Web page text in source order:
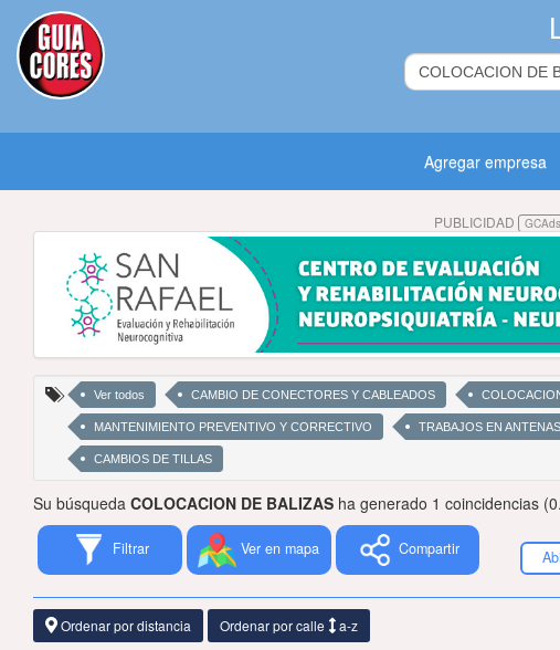
Agregar empresa
PUBLICIDAD GCAds
Ver todos CAMBIO DE CONECTORES Y CABLEADOS
MANTENIMIENTO PREVENTIVO Y CORRECTIVO TRABAJOS EN ANTENAS
CAMBIOS DE TILLAS
Su búsqueda COLOCACION DE BALIZAS ha generado 1 coincidencias
Filtrar Ver en mapa Compartir
Ordenar por distancia Ordenar por calle a-z